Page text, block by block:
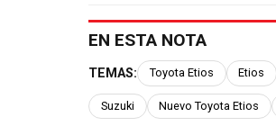
EN ESTA NOTA
TEMAS: Toyota Etios Etios
Suzuki Nuevo Toyota Etios